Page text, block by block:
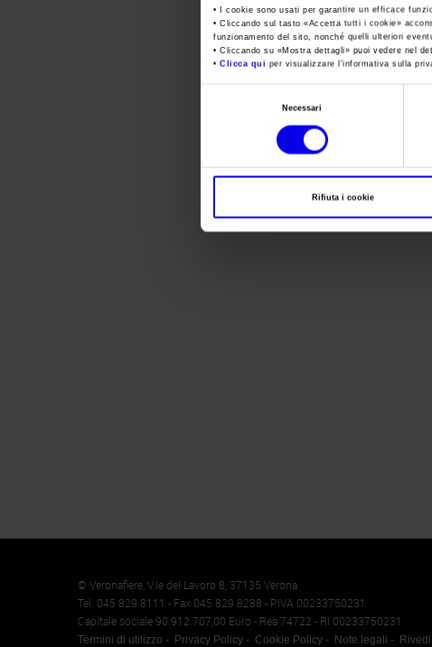
• I cookie sono usati per garantire un efficace
• Cliccando sul tasto «Accetta tutti i cookie»
funzionamento del sito, nonché quelli ulteriori
• Cliccando su «Mostra dettagli» puoi vedere nel
•Clicca qui per visualizzare l'informativa sulla
Necessari
Rifiuta i cookie
Memento
© Veronafiere, V.le del Lavoro 8, 37135 Verona
Tel. 045 829 8111 - Fax 045 829 8288 - P.IVA 00233750231
Capitale sociale 90.912.707,00 Euro - Rea 74722 - RI 00233750231
Termini di utilizzo Privacy Policy Cookie Policy Note legali